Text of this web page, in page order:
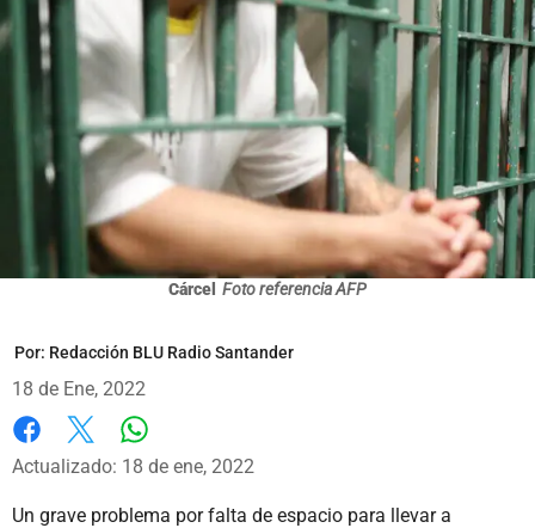
Cárcel Foto referencia AFP
Por: Redacción BLU Radio Santander
18 de Ene, 2022
Facebook
X
Actualizado: 18 de ene, 2022
Un grave problema por falta de espacio para llevar a